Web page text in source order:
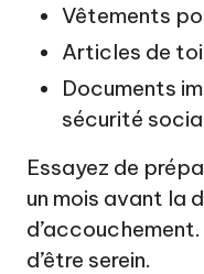
Vêtements
Articles de
Documents
sécurité
Essayez de
un mois avant la
d’être serein.